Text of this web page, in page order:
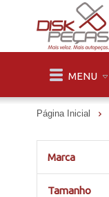
MENU
Página Inicial
Marca
Tamanho